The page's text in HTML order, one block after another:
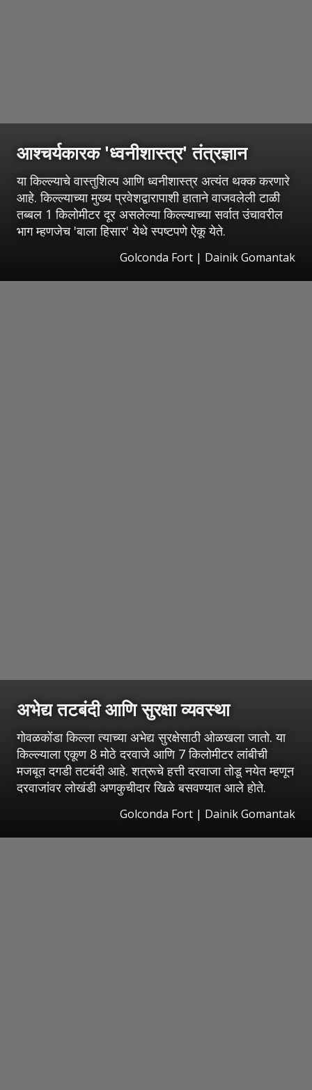
आश्चर्यकारक 'ध्वनीशास्त्र' तंत्रज्ञान
या किल्ल्याचे वास्तुशिल्प आणि ध्वनीशास्त्र अत्यंत थक्क करणारे
आहे. किल्ल्याच्या मुख्य प्रवेशद्वारापाशी हाताने वाजवलेली टाळी
तब्बल 1 किलोमीटर दूर असलेल्या किल्ल्याच्या सर्वात उंचावरील
भाग म्हणजेच 'बाला हिसार' येथे स्पष्टपणे ऐकू येते.
Golconda Fort | Dainik Gomantak
अभेद्य तटबंदी आणि सुरक्षा व्यवस्था
गोवळकोंडा किल्ला त्याच्या अभेद्य सुरक्षेसाठी ओळखला जातो. या
किल्ल्याला एकूण 8 मोठे दरवाजे आणि 7 किलोमीटर लांबीची
मजबूत दगडी तटबंदी आहे. शत्रूचे हत्ती दरवाजा तोडू नयेत म्हणून
दरवाजांवर लोखंडी अणकुचीदार खिळे बसवण्यात आले होते.
Golconda Fort | Dainik Gomantak